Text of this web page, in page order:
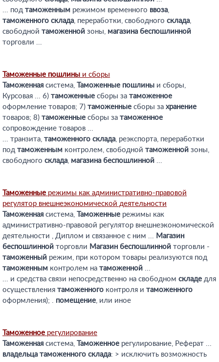
... под таможенным режимом временного ввоза,
таможенного склада, переработки, свободного склада,
свободной таможенной зоны, магазина беспошлинной
торговли ...
Таможенные пошлины и сборы
Таможенная система, Таможенные пошлины и сборы,
Курсовая ... 6) таможенные сборы за таможенное
оформление товаров; 7) таможенные сборы за хранение
товаров; 8) таможенные сборы за таможенное
сопровождение товаров ...
... транзита, таможенного склада, реэкспорта, переработки
под таможенным контролем, свободной таможенной зоны,
свободного склада, магазина беспошлинной ...
Таможенные режимы как административно-правовой
регулятор внешнеэкономической деятельности
Таможенная система, Таможенные режимы как
административно-правовой регулятор внешнеэкономической
деятельности , Диплом и связанное с ним ... Магазин
беспошлинной торговли Магазин беспошлинной торговли -
таможенный режим, при котором товары реализуются под
таможенным контролем на таможенной ...
... и средства связи непосредственно на свободном складе для
осуществления таможенного контроля и таможенного
оформления); . помещение, или иное
Таможенное регулирование
Таможенная система, Таможенное регулирование, Реферат ...
владельца таможенного склада: > исключить возможность